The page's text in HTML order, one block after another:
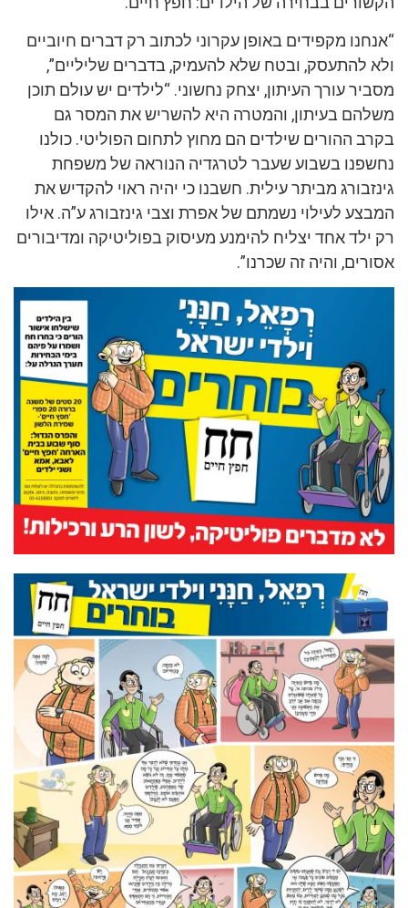
“אנחנו מקפידים באופן עקרוני לכתוב רק דברים חיוביים
ולא להתעסק, ובטח שלא להעמיק, בדברים שליליים”,
מסביר עורך העיתון, יצחק נחשוני. “לילדים יש עולם תוכן
משלהם בעיתון, והמטרה היא להשריש את המסר גם
בקרב ההורים שילדים הם מחוץ לתחום הפוליטי. כולנו
נחשפנו בשבוע שעבר לטרגדיה הנוראה של משפחת
גינזבורג מביתר עילית. חשבנו כי יהיה ראוי להקדיש את
המבצע לעילוי נשמתם של אפרת וצבי גינזבורג ע”ה. אילו
רק ילד אחד יצליח להימנע מעיסוק בפוליטיקה ומדיבורים
אסורים, והיה זה שכרנו”.